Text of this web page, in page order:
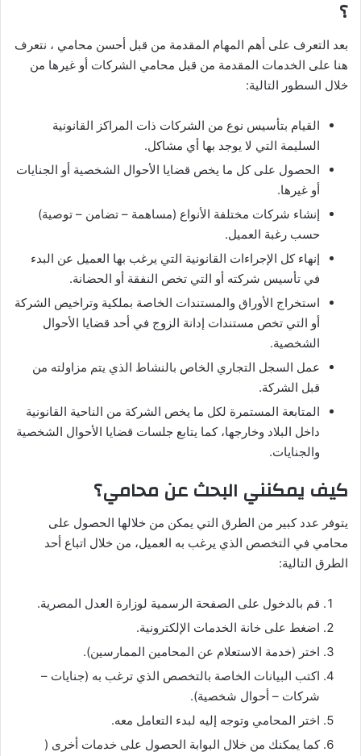
؟
بعد التعرف على أهم المهام المقدمة من قبل أحسن محامي ، نتعرف
هنا على الخدمات المقدمة من قبل محامي الشركات أو غيرها من
خلال السطور التالية:
القيام بتأسيس نوع من الشركات ذات المراكز القانونية
السليمة التي لا يوجد بها أي مشاكل.
الحصول على كل ما يخص قضايا الأحوال الشخصية أو الجنايات
أو غيرها.
إنشاء شركات مختلفة الأنواع (مساهمة – تضامن – توصية)
حسب رغبة العميل.
إنهاء كل الإجراءات القانونية التي يرغب بها العميل عن البدء
في تأسيس شركته أو التي تخص النفقة أو الحضانة.
استخراج الأوراق والمستندات الخاصة بملكية وتراخيص الشركة
أو التي تخص مستندات إدانة الزوج في أحد قضايا الأحوال
الشخصية.
عمل السجل التجاري الخاص بالنشاط الذي يتم مزاولته من
قبل الشركة.
المتابعة المستمرة لكل ما يخص الشركة من الناحية القانونية
داخل البلاد وخارجها، كما يتابع جلسات قضايا الأحوال الشخصية
والجنايات.
كيف يمكنني البحث عن محامي؟
يتوفر عدد كبير من الطرق التي يمكن من خلالها الحصول على
محامي في التخصص الذي يرغب به العميل، من خلال اتباع أحد
الطرق التالية:
قم بالدخول على الصفحة الرسمية لوزارة العدل المصرية.
اضغط على خانة الخدمات الإلكترونية.
اختر (خدمة الاستعلام عن المحامين الممارسين).
اكتب البيانات الخاصة بالتخصص الذي ترغب به (جنايات –
شركات – أحوال شخصية).
اختر المحامي وتوجه إليه لبدء التعامل معه.
كما يمكنك من خلال البوابة الحصول على خدمات أخرى (